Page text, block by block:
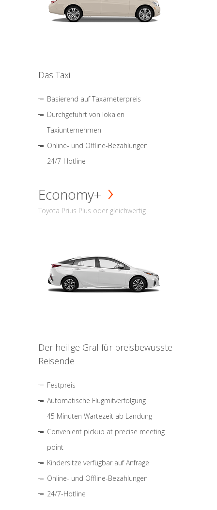
Das Taxi
Basierend auf Taxameterpreis
Durchgeführt von lokalen
Taxiunternehmen
Online- und Offline-Bezahlungen
24/7-Hotline
Economy+
Toyota Prius Plus oder gleichwertig
Der heilige Gral für preisbewusste
Reisende
Festpreis
Automatische Flugmitverfolgung
45 Minuten Wartezeit ab Landung
Convenient pickup at precise meeting
point
Kindersitze verfügbar auf Anfrage
Online- und Offline-Bezahlungen
24/7-Hotline